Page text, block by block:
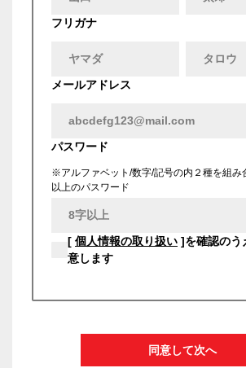
フリガナ
メールアドレス
パスワード
※アルファベット/数字/記号の内２種を組み
以上のパスワード
[ 個人情報の取り扱い ]を確認のう
意します
同意して次へ